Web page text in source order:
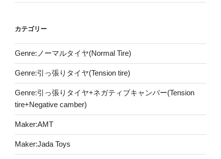
カテゴリー
Genre:ノーマルタイヤ(Normal Tire)
Genre:引っ張りタイヤ(Tension tire)
Genre:引っ張りタイヤ+ネガティブキャンバー(Tension
tire+Negative camber)
Maker:AMT
Maker:Jada Toys